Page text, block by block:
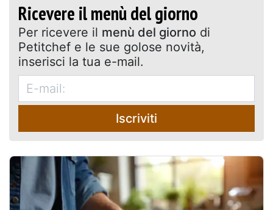
Ricevere il menù del giorno
Per ricevere il menù del giorno di
Petitchef e le sue golose novità,
inserisci la tua e-mail.
Iscriviti